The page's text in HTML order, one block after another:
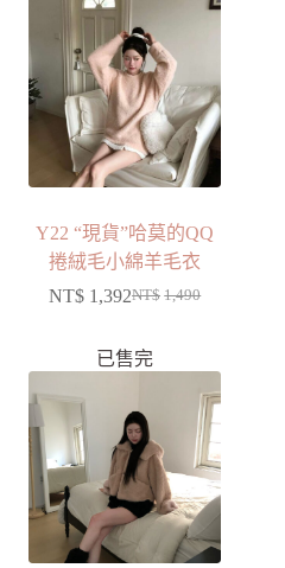
Y22 “現貨”哈莫的QQ
捲絨毛小綿羊毛衣
NT$ 1,490
NT$ 1,392
已售完